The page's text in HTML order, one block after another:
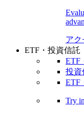
アク
ETF・投資信託
ETF
投資
ETF
Try in